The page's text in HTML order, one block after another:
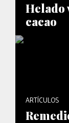
Helado
cacao
ARTÍCULOS